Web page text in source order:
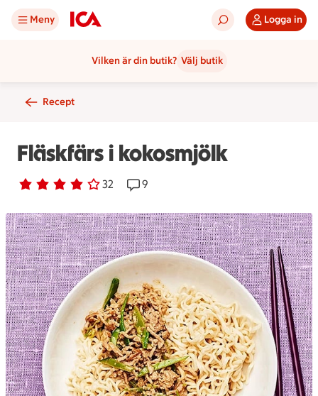
Meny Logga in
Vilken är din butik? Välj butik
Recept
Fläskfärs i kokosmjölk
Betyg 3.8 av 5. 32
32 personer har röstatReceptet har 9 kommentarer
9